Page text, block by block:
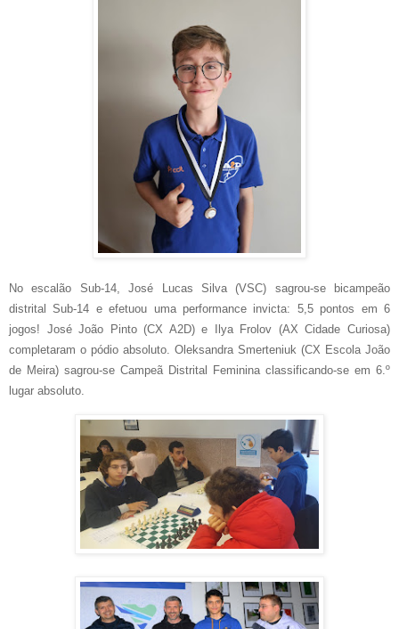
No escalão Sub-14, José Lucas Silva (VSC) sagrou-se bicampeão
distrital Sub-14 e efetuou uma performance invicta: 5,5 pontos em 6
jogos! José João Pinto (CX A2D) e Ilya Frolov (AX Cidade Curiosa)
completaram o pódio absoluto. Oleksandra Smerteniuk (CX Escola João
de Meira) sagrou-se Campeã Distrital Feminina classificando-se em 6.º
lugar absoluto.